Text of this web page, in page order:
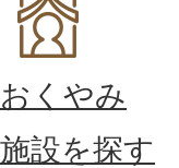
おくやみ
施設を探す